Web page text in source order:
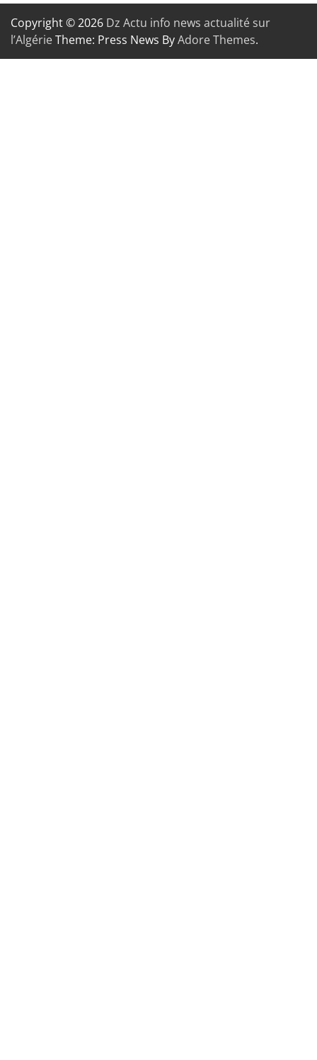
Copyright © 2026 Dz Actu info news actualité sur
l’AlgérieTheme: Press News ByAdore Themes.